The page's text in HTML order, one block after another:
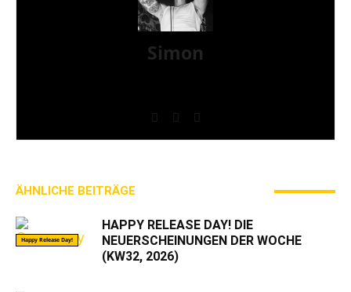
Simon
ÄHNLICHE BEITRÄGE
Happy Release Day!
HAPPY RELEASE DAY! DIE
NEUERSCHEINUNGEN DER WOCHE
(KW32, 2026)